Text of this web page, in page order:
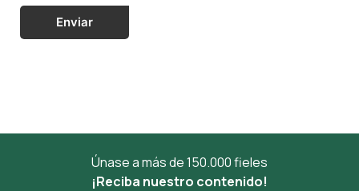
Enviar
Únase a más de 150.000 fieles
¡Reciba nuestro contenido!